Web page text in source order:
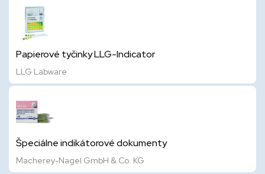
Papierové tyčinky LLG-Indicator
LLG Labware
Špeciálne indikátorové dokumenty
Macherey-Nagel GmbH & Co. KG